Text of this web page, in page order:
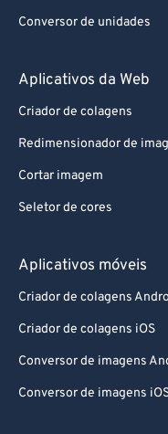
Conversor de unidades
Aplicativos da Web
Criador de colagens
Redimensionador de
Cortar imagem
Seletor de cores
Aplicativos móveis
Criador de colagens
Criador de colagens iOS
Conversor de imagens
Conversor de imagens